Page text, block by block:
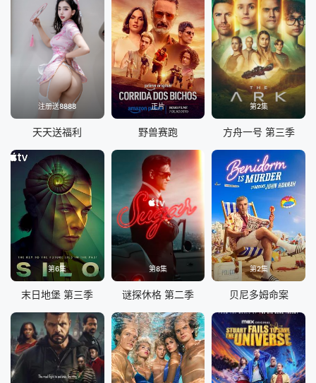
注册送8888
天天送福利
正片
野兽赛跑
第2集
方舟一号 第三季
第6集
末日地堡 第三季
第8集
谜探休格 第二季
第2集
贝尼多姆命案